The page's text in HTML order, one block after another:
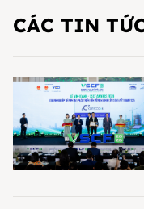
CÁC TIN